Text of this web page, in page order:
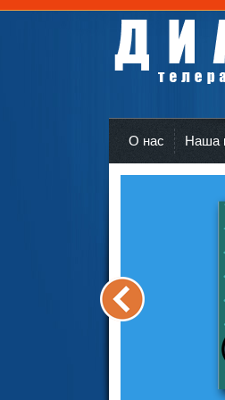
О нас Наша